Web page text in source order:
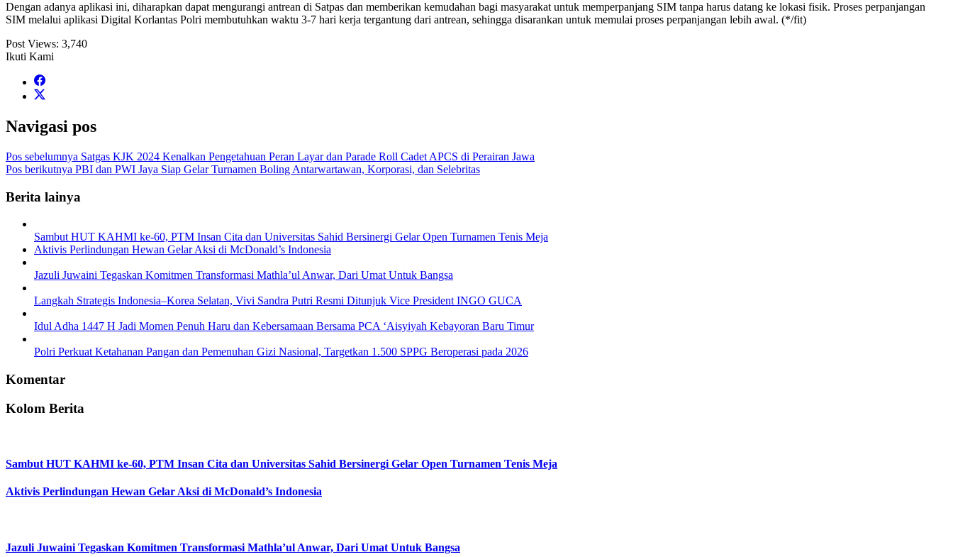
Dengan adanya aplikasi ini, diharapkan dapat mengurangi antrean di Satpas dan memberikan kemudahan bagi masyarakat untuk memperpanjang SIM tanpa harus datang ke lokasi fisik. Proses perpanjangan
SIM melalui aplikasi Digital Korlantas Polri membutuhkan waktu 3-7 hari kerja tergantung dari antrean, sehingga disarankan untuk memulai proses perpanjangan lebih awal. (*/fit)
Post Views: 3,740
Ikuti Kami
Navigasi pos
Pos sebelumnya Satgas KJK 2024 Kenalkan Pengetahuan Peran Layar dan Parade Roll Cadet APCS di Perairan Jawa
Pos berikutnya PBI dan PWI Jaya Siap Gelar Turnamen Boling Antarwartawan, Korporasi, dan Selebritas
Berita lainya
Sambut HUT KAHMI ke-60, PTM Insan Cita dan Universitas Sahid Bersinergi Gelar Open Turnamen Tenis Meja
Aktivis Perlindungan Hewan Gelar Aksi di McDonald’s Indonesia
Jazuli Juwaini Tegaskan Komitmen Transformasi Mathla’ul Anwar, Dari Umat Untuk Bangsa
Langkah Strategis Indonesia–Korea Selatan, Vivi Sandra Putri Resmi Ditunjuk Vice President INGO GUCA
Idul Adha 1447 H Jadi Momen Penuh Haru dan Kebersamaan Bersama PCA ‘Aisyiyah Kebayoran Baru Timur
Polri Perkuat Ketahanan Pangan dan Pemenuhan Gizi Nasional, Targetkan 1.500 SPPG Beroperasi pada 2026
Komentar
Kolom Berita
Sambut HUT KAHMI ke-60, PTM Insan Cita dan Universitas Sahid Bersinergi Gelar Open Turnamen Tenis Meja
Aktivis Perlindungan Hewan Gelar Aksi di McDonald’s Indonesia
Jazuli Juwaini Tegaskan Komitmen Transformasi Mathla’ul Anwar, Dari Umat Untuk Bangsa